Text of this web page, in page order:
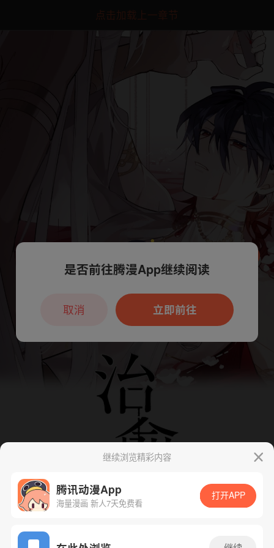
点击加载上一章节
App免费看
继续浏览精彩内容
腾讯动漫App
海量漫画 新人7天免费看
打开APP
本章节仅支持App阅读，可打开App新用
户7天免费看
是否前往腾漫App继续阅读
立即前往
取消